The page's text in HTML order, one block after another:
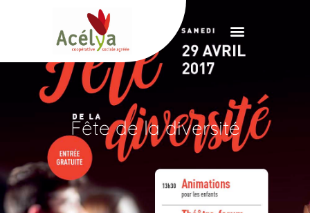
Fête de la diversité
Panneau de gestion des cookies